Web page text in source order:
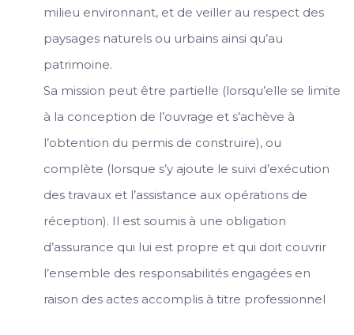
milieu environnant, et de veiller au respect des
paysages naturels ou urbains ainsi qu’au
patrimoine.
Sa mission peut être partielle (lorsqu’elle se limite
à la conception de l’ouvrage et s’achève à
l’obtention du permis de construire), ou
complète (lorsque s’y ajoute le suivi d’exécution
des travaux et l’assistance aux opérations de
réception). Il est soumis à une obligation
d’assurance qui lui est propre et qui doit couvrir
l’ensemble des responsabilités engagées en
raison des actes accomplis à titre professionnel